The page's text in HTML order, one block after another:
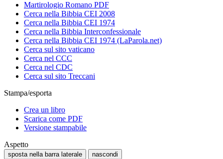
Martirologio Romano PDF
Cerca nella Bibbia CEI 2008
Cerca nella Bibbia CEI 1974
Cerca nella Bibbia Interconfessionale
Cerca nella Bibbia CEI 1974 (LaParola.net)
Cerca sul sito vaticano
Cerca nel CCC
Cerca nel CDC
Cerca sul sito Treccani
Stampa/esporta
Crea un libro
Scarica come PDF
Versione stampabile
Aspetto
sposta nella barra laterale nascondi